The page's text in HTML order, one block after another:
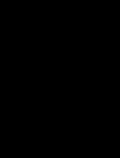
vermerkt.
der ersten Vorstellung